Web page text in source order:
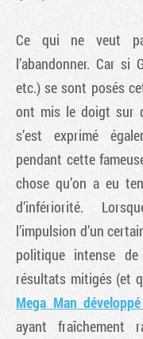
Ce qui ne veut
l’abandonner. Car
etc.) se sont posés
ont mis le doigt sur
s’est exprimé
pendant cette
chose qu’on a eu
d’infériorité.
l’impulsion d’un
politique intense
résultats mitigés (et
Mega Man
ayant fraîchement